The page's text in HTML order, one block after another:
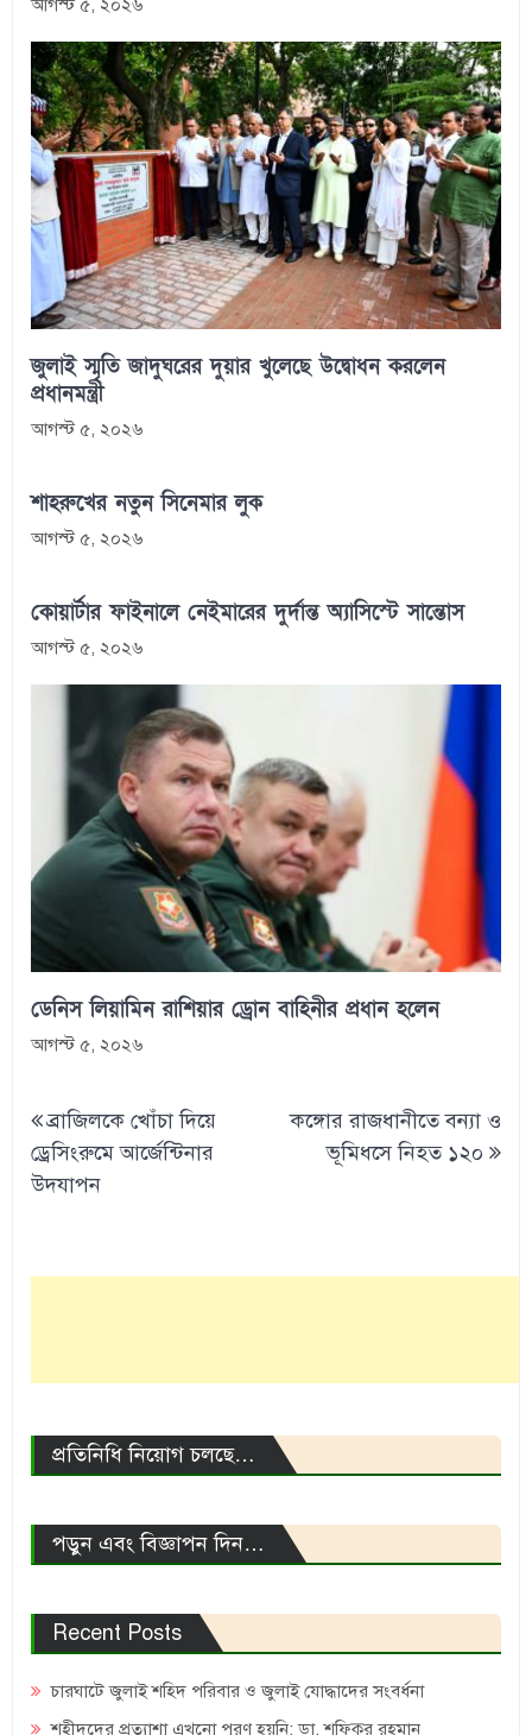
আগস্ট ৫, ২০২৬
জুলাই স্মৃতি জাদুঘরের দুয়ার খুলেছে উদ্বোধন করলেন
প্রধানমন্ত্রী
আগস্ট ৫, ২০২৬
শাহরুখের নতুন সিনেমার লুক
আগস্ট ৫, ২০২৬
কোয়ার্টার ফাইনালে নেইমারের দুর্দান্ত অ্যাসিস্টে সান্তোস
আগস্ট ৫, ২০২৬
ডেনিস লিয়ামিন রাশিয়ার ড্রোন বাহিনীর প্রধান হলেন
আগস্ট ৫, ২০২৬
Post
navigation
ব্রাজিলকে খোঁচা দিয়ে
ড্রেসিংরুমে আর্জেন্টিনার
উদযাপন
কঙ্গোর রাজধানীতে বন্যা ও
ভূমিধসে নিহত ১২০
প্রতিনিধি নিয়োগ চলছে…
পড়ুন এবং বিজ্ঞাপন দিন…
Recent Posts
চারঘাটে জুলাই শহিদ পরিবার ও জুলাই যোদ্ধাদের সংবর্ধনা
শহীদদের প্রত্যাশা এখনো পূরণ হয়নি: ডা. শফিকুর রহমান